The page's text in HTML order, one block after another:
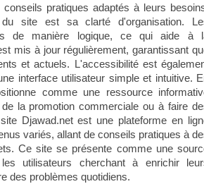
pratiques adaptés à leurs
site est sa clarté d'organisation.
de manière logique, ce qui aide à
mis à jour régulièrement, garantissant
et actuels. L'accessibilité est
interface utilisateur simple et intuitive.
comme une ressource
la promotion commerciale ou à faire
Djawad.net est une plateforme en
variés, allant de conseils pratiques à
Ce site se présente comme une
utilisateurs cherchant à enrichir
des problèmes quotidiens.